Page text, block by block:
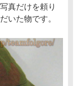
真だけを頼り
いた物です。